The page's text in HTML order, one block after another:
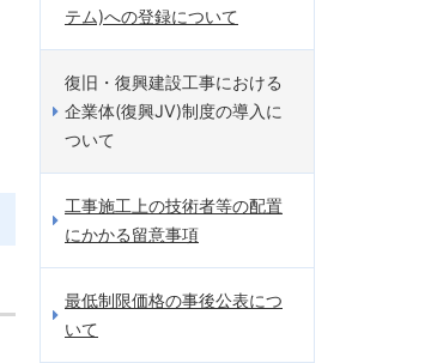
テム)への登録について
復旧・復興建設工事における
企業体(復興JV)制度の導入に
ついて
工事施工上の技術者等の配置
にかかる留意事項
最低制限価格の事後公表につ
いて